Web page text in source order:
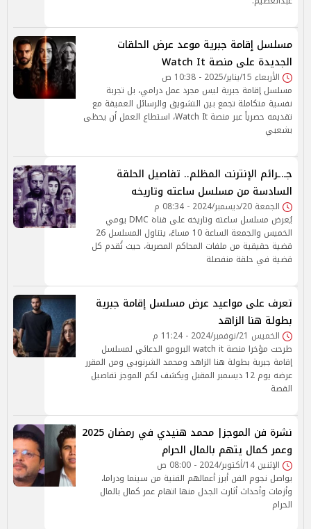
مسلسل ٳقامة جبرية موعد عرض الحلقات
الجديدة على منصة Watch It
الأربعاء 15/يناير/2025 - 10:38 ص
مسلسل إقامة جبرية ليس مجرد عمل درامي، بل تجربة
نفسية متكاملة تجمع بين التشويق والرسائل العميقة مع
تقديمه حصرياً عبر منصة Watch It، استطاع العمل أن يحظى
بشعبي
جـ.ـرائم الإنترنت المظلم.. تفاصيل الحلقة
السادسة من مسلسل ساعته وتاريخه
الجمعة 20/ديسمبر/2024 - 08:34 م
يُعرض مسلسل ساعته وتاريخه على قناة DMC يومي
الخميس والجمعة الساعة 10 مساءً، يتناول المسلسل 26
قضية حقيقية من ملفات المحاكم المصرية، حيث تُقدم كل
قضية في حلقة منفصلة
تعرف على مواعيد عرض مسلسل إقامة جبرية
بطولة هنا الزاهد
الخميس 21/نوفمبر/2024 - 11:24 م
طرحت مؤخرا منصة watch it البرومو الدعائي لمسلسل
إقامة جبرية بطولة هنا الزاهد ومحمد الشرنوبي ومن المقرر
عرضه يوم 12 ديسمبر المقبل ويكشف لكم الموجز تفاصيل
القصة
نشرة فن الموجز| محمد هنيدي في رمضان 2025
وعمر كمال يتهم بالمال الحرام
الإثنين 14/أكتوبر/2024 - 08:00 ص
يواصل نجوم الفن أبرز أعمالهم الفنية من سينما ودراما،
وأزمات وأحداث أثارت الجدل منها اتهام عمر كمال بالمال
الحرام